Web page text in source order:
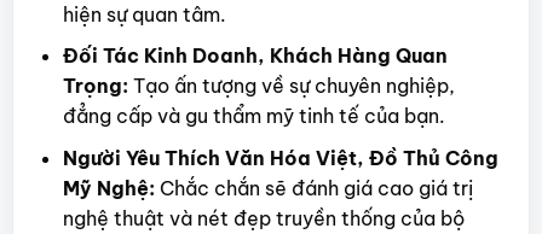
hiện sự quan tâm.
Đối Tác Kinh Doanh, Khách Hàng Quan
Trọng: Tạo ấn tượng về sự chuyên nghiệp,
đẳng cấp và gu thẩm mỹ tinh tế của bạn.
Người Yêu Thích Văn Hóa Việt, Đồ Thủ Công
Mỹ Nghệ: Chắc chắn sẽ đánh giá cao giá trị
nghệ thuật và nét đẹp truyền thống của bộ